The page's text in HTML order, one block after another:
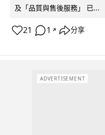
及「品質與售後服務」 已...
21 1 ↗ 分享
ADVERTISEMENT